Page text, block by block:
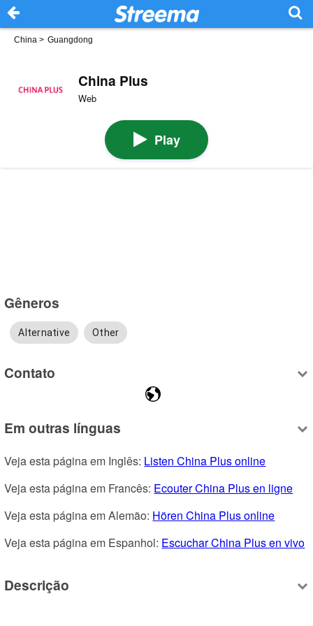
China > Guangdong
China Plus
Web
Play
Gêneros
Alternative Other
Contato
Em outras línguas
Veja esta página em Inglês: Listen China Plus online
Veja esta página em Francês: Ecouter China Plus en ligne
Veja esta página em Alemão: Hören China Plus online
Veja esta página em Espanhol: Escuchar China Plus en vivo
Descrição